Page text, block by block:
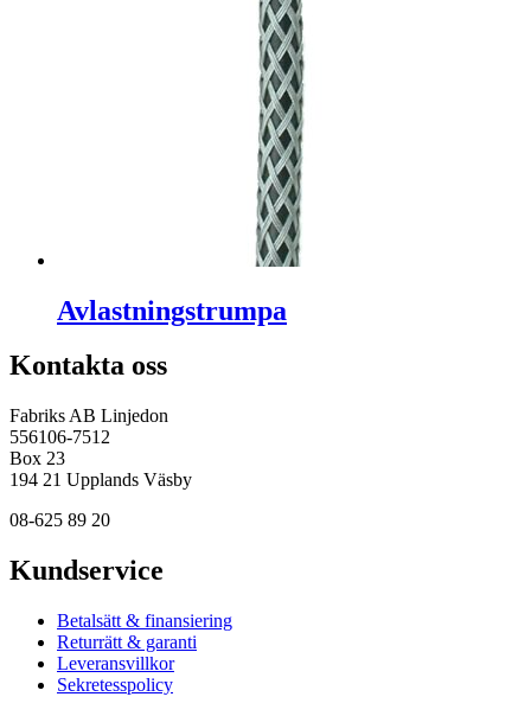
Avlastningstrumpa
Kontakta oss
Fabriks AB Linjedon
556106-7512
Box 23
194 21 Upplands Väsby
08-625 89 20
Kundservice
Betalsätt & finansiering
Returrätt & garanti
Leveransvillkor
Sekretesspolicy